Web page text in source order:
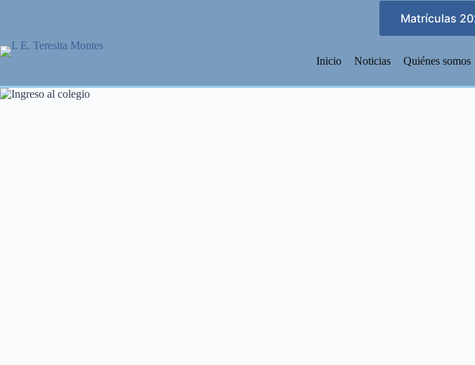
Matrículas
Inicio Noticias Quiénes somos